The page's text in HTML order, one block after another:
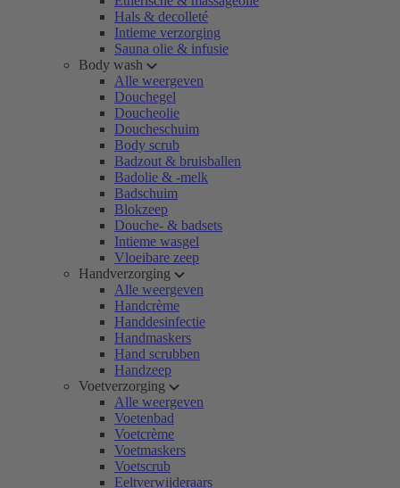
Hals & decolleté
Intieme verzorging
Sauna olie & infusie
Body wash
Alle weergeven
Douchegel
Doucheolie
Doucheschuim
Body scrub
Badzout & bruisballen
Badolie & -melk
Badschuim
Blokzeep
Douche- & badsets
Intieme wasgel
Vloeibare zeep
Handverzorging
Alle weergeven
Handcrème
Handdesinfectie
Handmaskers
Hand scrubben
Handzeep
Voetverzorging
Alle weergeven
Voetenbad
Voetcrème
Voetmaskers
Voetscrub
Eeltverwijderaars